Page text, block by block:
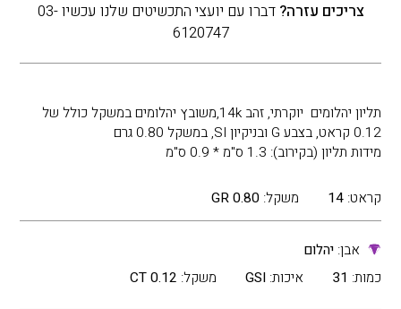
צריכים עזרה?
דברו עם יועצי התכשיטים שלנו עכשיו 03-
6120747
תליון יהלומים יוקרתי, זהב 14k,משובץ יהלומים במשקל כולל של
0.12 קראט, בצבע G ובניקיון SI, במשקל 0.80 גרם
מידות תליון (בקירוב): 1.3 ס"מ * 0.9 ס"מ
קראט: 14 משקל: 0.80 GR
אבן:יהלום
כמות: 31 איכות: GSI משקל: 0.12 CT